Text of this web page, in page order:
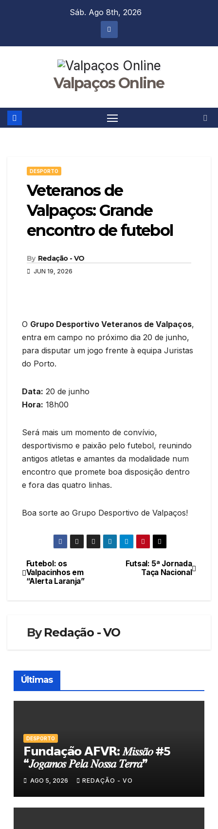
Sáb. Ago 8th, 2026
Valpaços Online
DESPORTO
Veteranos de
Valpaços: Grande
encontro de futebol
By Redação - VO
JUN 19, 2026
O Grupo Desportivo Veteranos de Valpaços,
entra em campo no próximo dia 20 de junho,
para disputar um jogo frente à equipa Juristas
do Porto.
Data: 20 de junho
Hora: 18h00
Será mais um momento de convívio,
desportivismo e paixão pelo futebol, reunindo
antigos atletas e amantes da modalidade num
encontro que promete boa disposição dentro
e fora das quatro linhas.
Boa sorte ao Grupo Desportivo de Valpaços!
Navegação
de
Futsal: 5ª Jornada
Taça Nacional
Futebol: os
Valpacinhos em
“Alerta Laranja”
ByRedação - VO
Últimas
DESPORTO
𝗙𝘂𝗻𝗱𝗮𝗰̧𝗮̃𝗼 𝗔𝗙𝗩𝗥: 𝑀𝑖𝑠𝑠𝑎̃𝑜 #5
“𝐽𝑜𝑔𝑎𝑚𝑜𝑠 𝑃𝑒𝑙𝑎 𝑁𝑜𝑠𝑠𝑎 𝑇𝑒𝑟𝑟𝑎”
AGO 5, 2026 REDAÇÃO - VO